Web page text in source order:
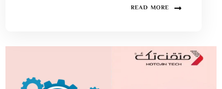
READ MORE